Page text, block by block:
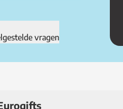
vragen